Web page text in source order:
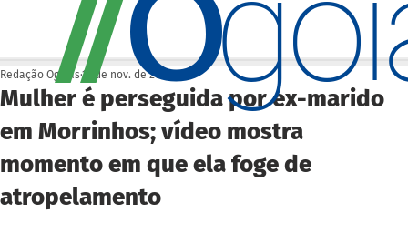
Mulher é perseguida por ex-marido
em Morrinhos; vídeo mostra
momento em que ela foge de
atropelamento
Redação Ogoiás 12 de nov. de 2025